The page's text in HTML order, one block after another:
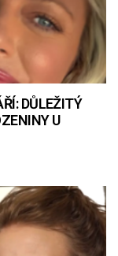
DŮLEŽITÝ
U